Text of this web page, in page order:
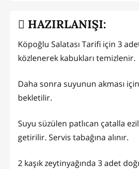
HAZIRLANIŞI:
Köpoğlu Salatası Tarifi için 3
közlenerek kabukları temizlenir.
Daha sonra suyunun akması
bekletilir.
Suyu süzülen patlıcan çatalla
getirilir. Servis tabağına alınır.
2 kaşık zeytinyağında 3 adet